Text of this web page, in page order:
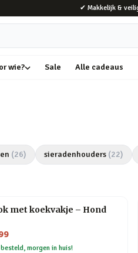
✔ Makkelijk &
wie? Sale Alle cadeaus
(26) sieradenhouders (22)
met koekvakje – Hond
morgen in huis!